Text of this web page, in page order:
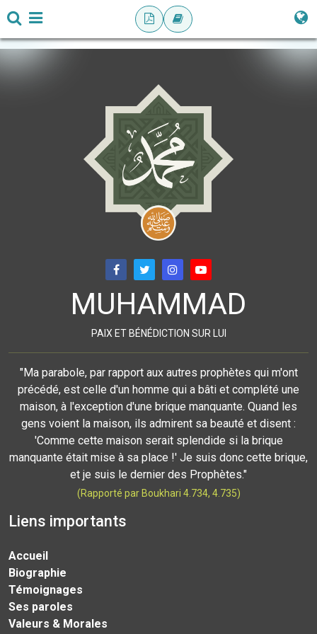
MUHAMMAD
PAIX ET BÉNÉDICTION SUR LUI
"Ma parabole, par rapport aux autres prophètes qui m'ont
précédé, est celle d'un homme qui a bâti et complété une
maison, à l'exception d'une brique manquante. Quand les
gens voient la maison, ils admirent sa beauté et disent :
'Comme cette maison serait splendide si la brique
manquante était mise à sa place !' Je suis donc cette brique,
et je suis le dernier des Prophètes."
(Rapporté par Boukhari 4.734, 4.735)
Liens importants
Accueil
Biographie
Témoignages
Ses paroles
Valeurs & Morales